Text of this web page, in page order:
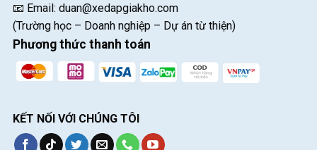
📧 Email: duan@xedapgiakho.com
(Trường học – Doanh nghiệp – Dự án từ thiện)
Phương thức thanh toán
KẾT NỐI VỚI CHÚNG TÔI